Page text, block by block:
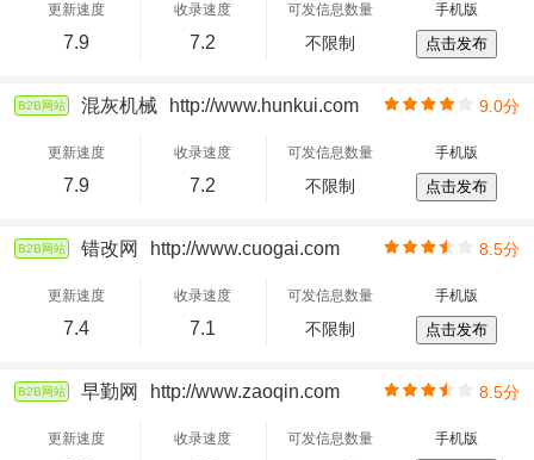
更新速度
7.9
收录速度
7.2
可发信息数量
不限制
手机版
点击发布
B2B网站 混灰机械 http://www.hunkui.com 9.0分
更新速度
7.9
收录速度
7.2
可发信息数量
不限制
手机版
点击发布
B2B网站 错改网 http://www.cuogai.com 8.5分
更新速度
7.4
收录速度
7.1
可发信息数量
不限制
手机版
点击发布
B2B网站 早勤网 http://www.zaoqin.com 8.5分
更新速度 收录速度 可发信息数量 手机版